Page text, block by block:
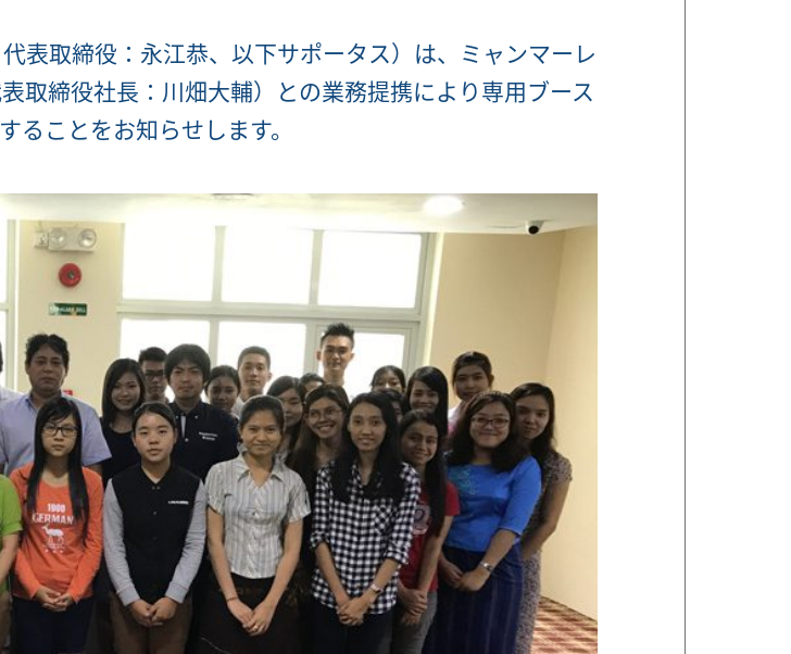
表取締役：永江恭、以下サポータス）は、ミャンマーレ
取締役社長：川畑大輔）との業務提携により専用ブース
ることをお知らせします。